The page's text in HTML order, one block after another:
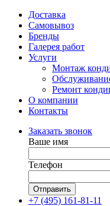
Доставка
Самовывоз
Бренды
Галерея работ
Услуги
Монтаж
Ремонт
О компании
Контакты
Заказать звонок
Ваше имя
Телефон
Отправить
+7 (495) 161-81-11